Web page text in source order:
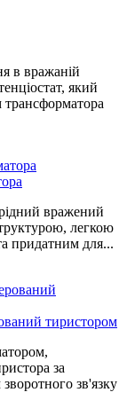
в вражаній
який
вражений
легкою
придатним для...
тиристором
за
зв'язку